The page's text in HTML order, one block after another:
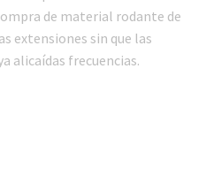
de material rodante de
extensiones sin que las
alicaídas frecuencias.